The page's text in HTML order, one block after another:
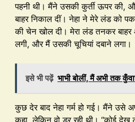
पहनी थी। मैंने उसकी कुर्ती ऊपर की,
बाहर निकाल दीं। नेहा ने मेरे लंड को
की चेन खोल दी। मेरा लंड तनकर
लगी, और मैं उसकी चूचियां दबाने लगा।
इसे भी पढ़ें भाभी बोलीं, मैं अभी तक
कुछ देर बाद नेहा गर्म हो गई। मैंने उसे
कहा, लेकिन वो डर रही थी। “कोई